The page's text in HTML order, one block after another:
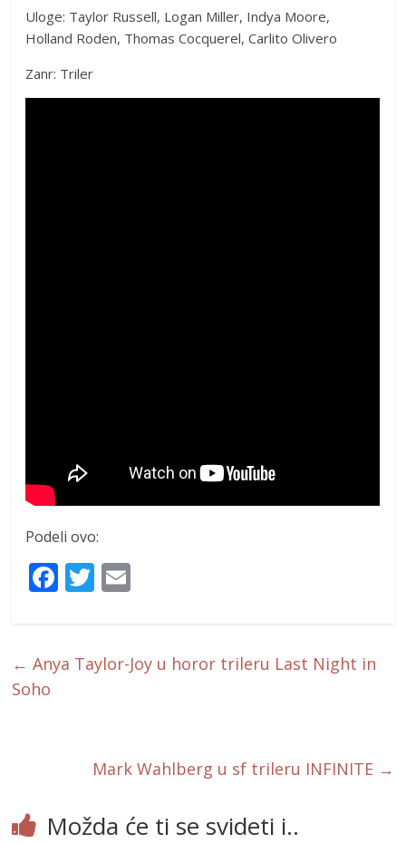
Uloge: Taylor Russell, Logan Miller, Indya Moore,
Holland Roden, Thomas Cocquerel, Carlito Olivero
Zanr: Triler
Podeli ovo:
F
ac
b
T
w
er l
← Anya Taylor-Joy u horor trileru Last Night in
Soho
Mark Wahlberg u sf trileru INFINITE →
Možda će ti se svideti i..